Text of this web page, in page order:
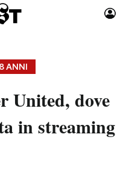
Moda
Consumismi
8 ANNI
United, dove
in streaming